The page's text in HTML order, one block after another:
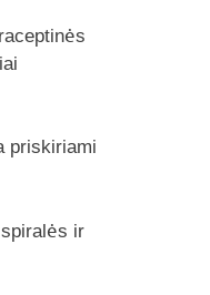
priskiriami
ir